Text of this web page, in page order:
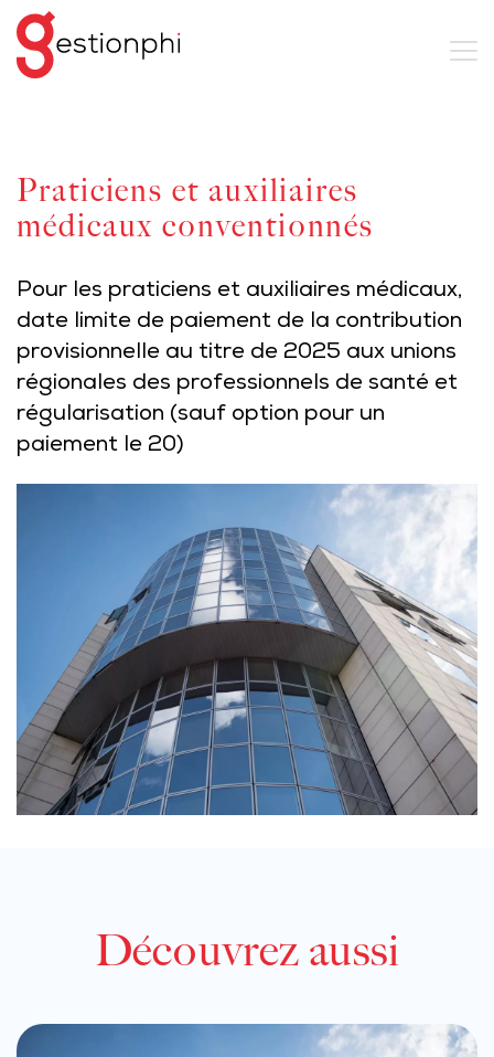
Praticiens et auxiliaires
médicaux conventionnés
Pour les praticiens et auxiliaires médicaux,
date limite de paiement de la contribution
provisionnelle au titre de 2025 aux unions
régionales des professionnels de santé et
régularisation (sauf option pour un
paiement le 20)
Découvrez aussi